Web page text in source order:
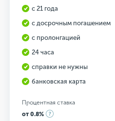
с 21 года
с досрочным погашением
с пролонгацией
24 часа
справки не нужны
банковская карта
Процентная ставка
от 0.8%